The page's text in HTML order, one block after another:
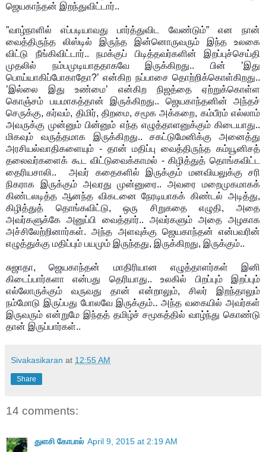
ஜெயகாந்தன் இறந்துவிட்டார்..
”வாழ்நாளில் எப்படியாவது பார்த்துவிட வேண்டும்” என நான்
வைத்திருந்த லிஸ்டில் இருந்த இன்னொருவரும் இந்த உலகை
விட்டு நீங்கிவிட்டார்.. நமக்குப் பிடித்தவர்களின் இறப்புச்செய்தி
முதலில் நம்பமுடியாததாகவே இருக்கிறது.. பின் ’இது
பொய்யாகிப்போகாதோ?’ என்கிற நப்பாசை தொற்றிக்கொள்கிறது..
’இல்லை இது உண்மை’ என்கிற நிஜத்தை ஏற்றுக்கொள்ள
கொஞ்சம் பயமாகத்தான் இருக்கிறது.. ஜெயகாந்தனின் அந்தச்
செருக்கு, கர்வம், திமிர், திறமை, சமூக அக்கறை, கம்பீரம் எல்லாம்
அவருக்கு முன்னும் பின்னும் எந்த எழுத்தாளனுக்கும் கிடையாது..
மிகவும் வருத்தமாக இருக்கிறது.. சகட்டுமேனிக்கு அனைத்து
அரசியல்வாதிகளையும் - தான் மதிப்பு வைத்திருந்த கம்யூனிசத்
தலைவர்களைக் கூட விட்டுவைக்காமல் - கிழித்துத் தொங்கவிட்ட
தைரியசாலி.. அவர் கதைகளில் இருக்கும் மனவியலுக்கு சரி
நிகராக இருக்கும் அவரது முன்னுரை.. அவரை மறைமுகமாகக்
கிண்டலடித்த ஆனந்த விகடனை நேரடியாகக் கிண்டல் அடித்து,
கிழித்துத் தொங்கவிட்டு, ஒரு சிறுகதை எழுதி, அதை
அவர்களுக்கே அனுப்பி வைத்தார்.. அவர்களும் அதை அழகாக
அச்சிலேற்றினார்கள். அந்த அளவுக்கு ஜெயகாந்தன் என்பவரின்
எழுத்துக்கு மதிப்பும் பயமும் இருந்தது, இருக்கிறது, இருக்கும்..
சுஜாதா, ஜெயகாந்தன் மாதிரியான எழுத்தாளர்கள் இனி
கிடைப்பார்களா என்பது தெரியாது.. உலகில் பிறப்பும் இறப்பும்
எல்லோருக்கும் வருவது தான் என்றாலும், சிலர் இறந்தாலும்
நம்மோடு இருப்பது போலவே இருக்கும்.. அந்த வகையில் அவர்கள்
இருவரும் என்றுமே இந்தத் தமிழ்ச் சமூகத்தில் வாழ்ந்து கொண்டு
தான் இருப்பார்கள்..
Sivakasikaran at 12:55 AM
Share
14 comments:
துளசி கோபால் April 9, 2015 at 2:19 AM